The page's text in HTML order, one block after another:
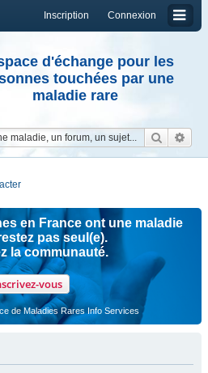
Connexion
Inscription
d'échange pour les
touchées par une
maladie rare
en France ont une maladie
pas seul(e).
la communauté.
vous
de Maladies Rares Info Services